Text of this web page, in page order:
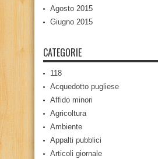
Agosto 2015
Giugno 2015
CATEGORIE
118
Acquedotto pugliese
Affido minori
Agricoltura
Ambiente
Appalti pubblici
Articoli giornale